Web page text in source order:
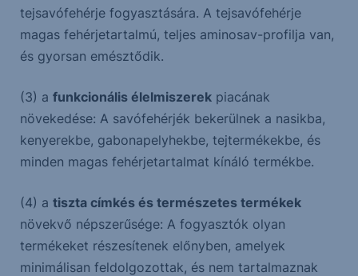
tejsavófehérje fogyasztására. A tejsavófehérje
magas fehérjetartalmú, teljes aminosav-profilja van,
és gyorsan emésztődik.
(3) a funkcionális élelmiszerekpiacának
növekedése: A savófehérjék bekerülnek a nasikba,
kenyerekbe, gabonapelyhekbe, tejtermékekbe, és
minden magas fehérjetartalmat kínáló termékbe.
(4) a tiszta címkés és természetes termékek
növekvő népszerűsége: A fogyasztók olyan
termékeket részesítenek előnyben, amelyek
minimálisan feldolgozottak, és nem tartalmaznak